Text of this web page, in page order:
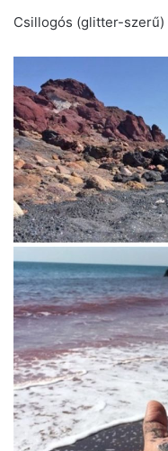
Csillogós (glitter-